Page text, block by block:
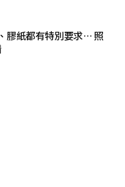
膠紙都有特別要求… 照